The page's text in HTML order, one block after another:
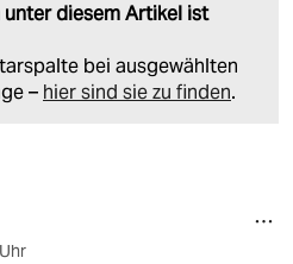
diesem Artikel ist
bei ausgewählten
– hier sind sie zu finden.